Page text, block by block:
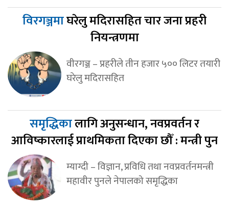
विरगञ्जमाघरेलु मदिरासहित चार जना प्रहरी
नियन्त्रणमा
वीरगञ्ज – प्रहरीले तीन हजार ५०० लिटर तयारी
घरेलु मदिरासहित
समृद्धिकालागि अनुसन्धान, नवप्रवर्तन र
आविष्कारलाई प्राथमिकता दिएका छौँ : मन्त्री पुन
म्याग्दी – विज्ञान, प्रविधि तथा नवप्रवर्तनमन्त्री
महावीर पुनले नेपालको समृद्धिका